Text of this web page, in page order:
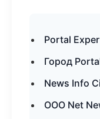
Portal
Город
News Info
ООО Net